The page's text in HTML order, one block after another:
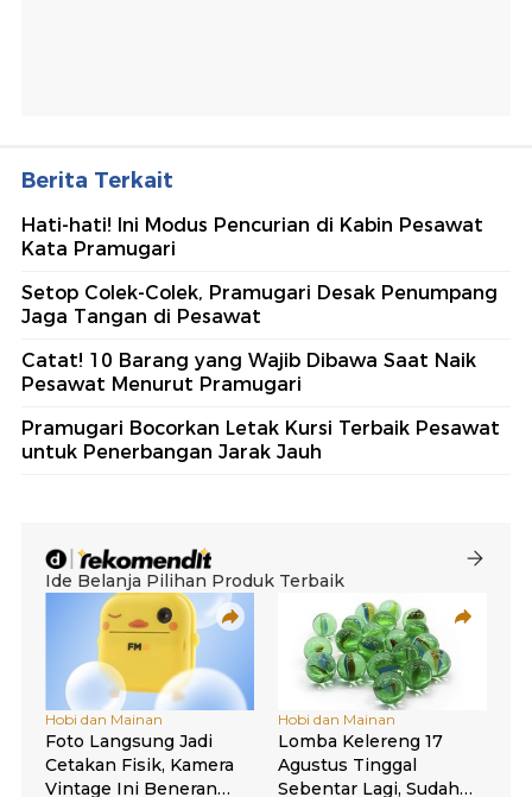
Berita Terkait
Hati-hati! Ini Modus Pencurian di Kabin Pesawat
Kata Pramugari
Setop Colek-Colek, Pramugari Desak Penumpang
Jaga Tangan di Pesawat
Catat! 10 Barang yang Wajib Dibawa Saat Naik
Pesawat Menurut Pramugari
Pramugari Bocorkan Letak Kursi Terbaik Pesawat
untuk Penerbangan Jarak Jauh